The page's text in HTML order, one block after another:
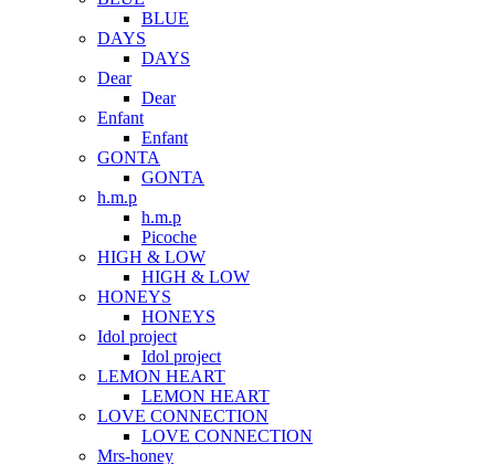
BLUE
DAYS
DAYS
Dear
Dear
Enfant
Enfant
GONTA
GONTA
h.m.p
h.m.p
Picoche
HIGH & LOW
HIGH & LOW
HONEYS
HONEYS
Idol project
Idol project
LEMON HEART
LEMON HEART
LOVE CONNECTION
LOVE CONNECTION
Mrs-honey